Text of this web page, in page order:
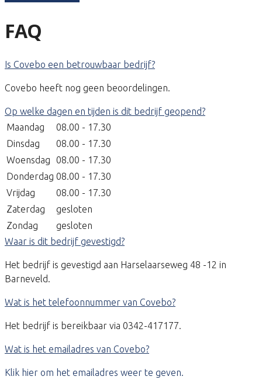
FAQ
Is Covebo een betrouwbaar bedrijf?
Covebo heeft nog geen beoordelingen.
Op welke dagen en tijden is dit bedrijf geopend?
Maandag
08.00 - 17.30
Dinsdag
08.00 - 17.30
Woensdag
08.00 - 17.30
Donderdag 08.00 - 17.30
Vrijdag
08.00 - 17.30
Zaterdag
gesloten
Zondag
gesloten
Waar is dit bedrijf gevestigd?
Het bedrijf is gevestigd aan Harselaarseweg 48 -12 in
Barneveld.
Wat is het telefoonnummer van Covebo?
Het bedrijf is bereikbaar via 0342-417177.
Wat is het emailadres van Covebo?
Klik hier om het emailadres weer te geven.